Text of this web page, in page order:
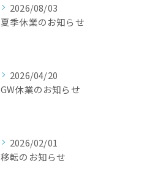
2026/08/03
夏季休業のお知らせ
2026/04/20
GW休業のお知らせ
2026/02/01
移転のお知らせ